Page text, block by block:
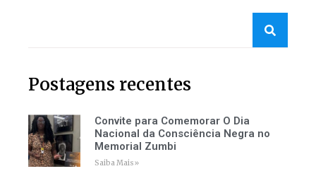
Postagens recentes
Convite para Comemorar O Dia
Nacional da Consciência Negra no
Memorial Zumbi
Saiba Mais»